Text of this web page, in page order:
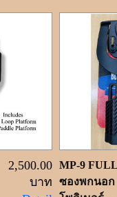
2,500.00
บาท
MP-9
ซองพกนอก